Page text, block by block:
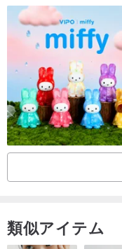
＊検索ワード＊
樹脂粘土
フランス
レジン
パンブローチ
パン
類似アイテム